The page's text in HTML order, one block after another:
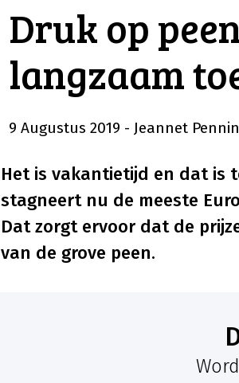
Druk op
langzaam
9 Augustus 2019 - Jeannet
Het is vakantietijd en dat is
stagneert nu de meeste
Dat zorgt ervoor dat de
van de grove peen.